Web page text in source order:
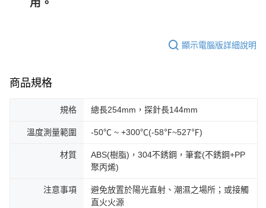
用。
顯示電腦版詳細說明
商品規格
規格 總長254mm，探針長144mm
溫度測量範圍 -50℃ ~ +300℃(-58℉~527℉)
材質
ABS(樹脂)，304不銹鋼，筆套(不銹鋼+PP
聚丙烯)
注意事項
避免放置於陽光直射、潮濕之場所；或接觸
直火火源